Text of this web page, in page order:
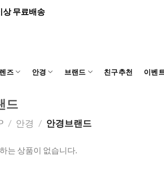
상 무료배송
즈 안경 브랜드 친구추천 이벤
드
/ 안경 / 안경브랜드
는 상품이 없습니다.